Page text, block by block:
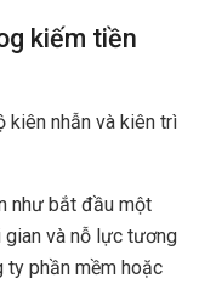
kiếm tiền
kiên nhẫn và kiên trì
như bắt đầu một
gian và nỗ lực tương
ty phần mềm hoặc